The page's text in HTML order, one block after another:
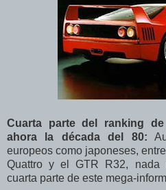
Cuarta parte del ranking
ahora la década del 80:
europeos como japoneses,
Quattro y el GTR R32, nada
cuarta parte de este mega-